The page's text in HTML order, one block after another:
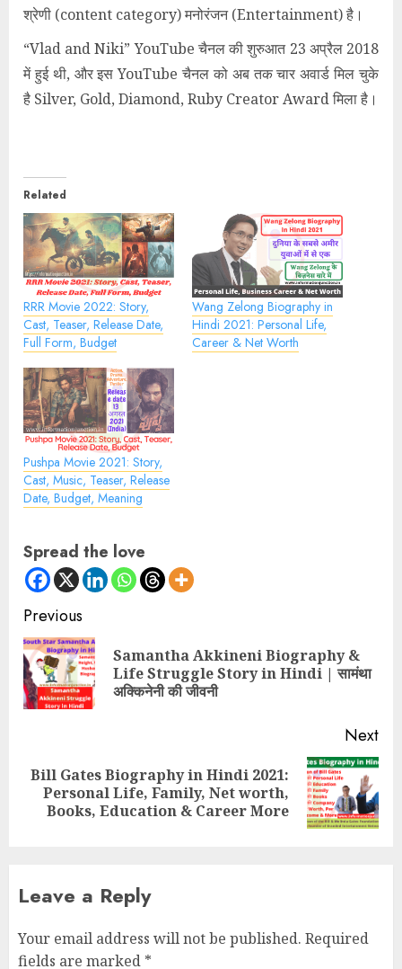
श्रेणी (content category) मनोरंजन (Entertainment) है।
“Vlad and Niki” YouTube चैनल की शुरुआत 23 अप्रैल 2018
में हुई थी, और इस YouTube चैनल को अब तक चार अवार्ड मिल चुके
है Silver, Gold, Diamond, Ruby Creator Award मिला है।
Related
RRR Movie 2022: Story,
Cast, Teaser, Release Date,
Full Form, Budget
Wang Zelong Biography in
Hindi 2021: Personal Life,
Career & Net Worth
Pushpa Movie 2021: Story,
Cast, Music, Teaser, Release
Date, Budget, Meaning
Spread the love
Continue
Reading
Previous
Samantha Akkineni Biography &
Life Struggle Story in Hindi | सामंथा
अक्किनेनी की जीवनी
Next
Next
post:
Bill Gates Biography in Hindi 2021:
Personal Life, Family, Net worth,
Books, Education & Career More
Leave a Reply
Your email address will not be published. Required
fields are marked *